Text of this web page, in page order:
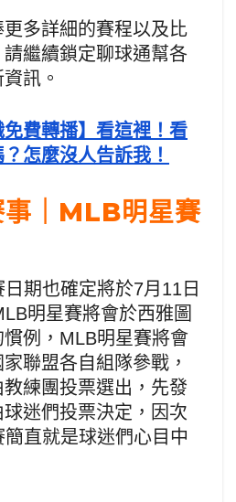
多詳細的賽程以及比
繼續鎖定聊球通幫各
訊。
免費轉播】看這裡！看
怎麼沒人告訴我！
｜MLB明星賽
期也確定將於7月11日
明星賽將會於西雅圖
例，MLB明星賽將會
聯盟各自組隊參戰，
練團投票選出，先發
迷們投票決定，因次
直就是球迷們心目中